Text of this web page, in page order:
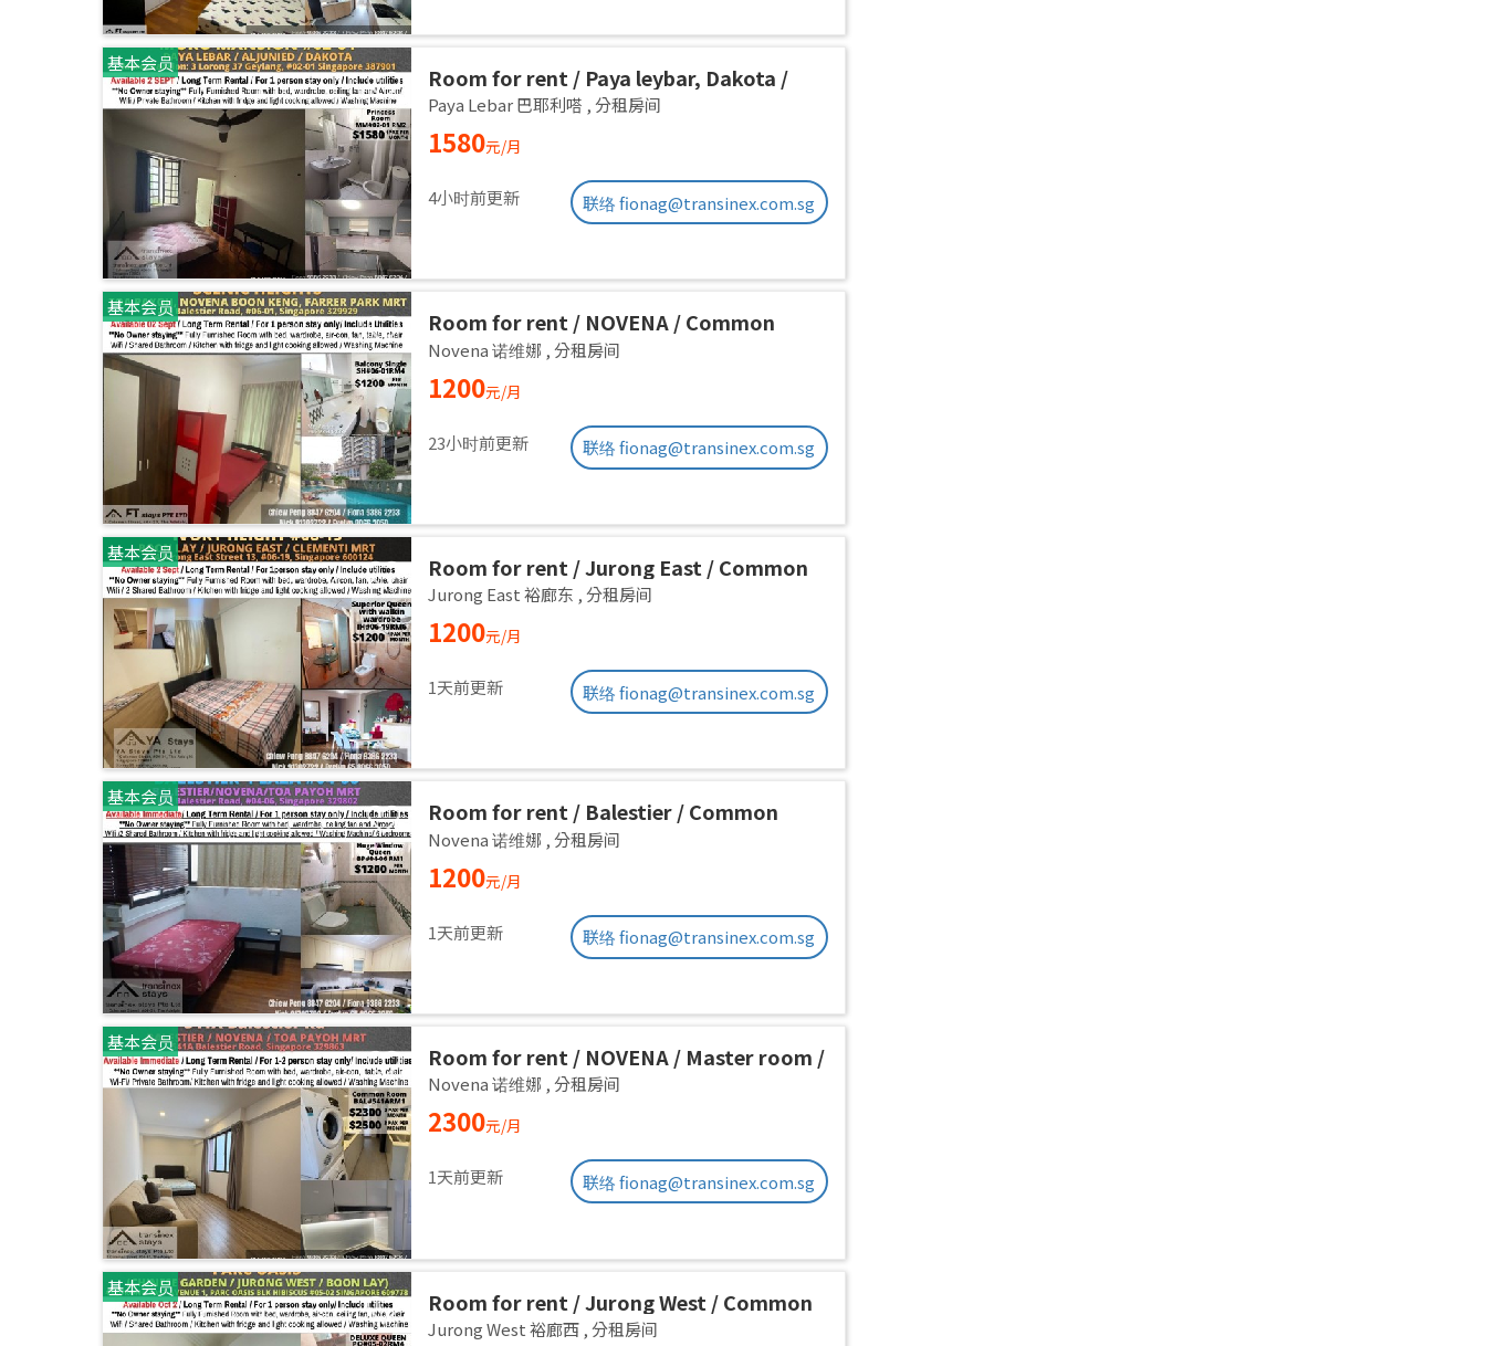
基本会员
Room for rent / Paya leybar, Dakota /
Master room / 1pax stay / Available 2
Sept
Paya Lebar 巴耶利嗒 ,分租房间
1580元/月
4小时前更新 联络 fionag@transinex.com.sg
基本会员
Room for rent / NOVENA / Common
room / 1pax stay / Available Sept 2
Novena 诺维娜 ,分租房间
1200元/月
23小时前更新 联络 fionag@transinex.com.sg
基本会员
Room for rent / Jurong East / Common
room / 1pax stay / Available 2 Sept
Jurong East 裕廊东 ,分租房间
1200元/月
1天前更新 联络 fionag@transinex.com.sg
基本会员
Room for rent / Balestier / Common
room / 1pax stay / Available Immediately
Novena 诺维娜 ,分租房间
1200元/月
1天前更新 联络 fionag@transinex.com.sg
基本会员
Room for rent / NOVENA / Master room /
2,3 pax stay / Available Immediately
Novena 诺维娜 ,分租房间
2300元/月
1天前更新 联络 fionag@transinex.com.sg
基本会员
Room for rent / Jurong West / Common
room / 1pax stay / Available Oct 2
Jurong West 裕廊西 ,分租房间